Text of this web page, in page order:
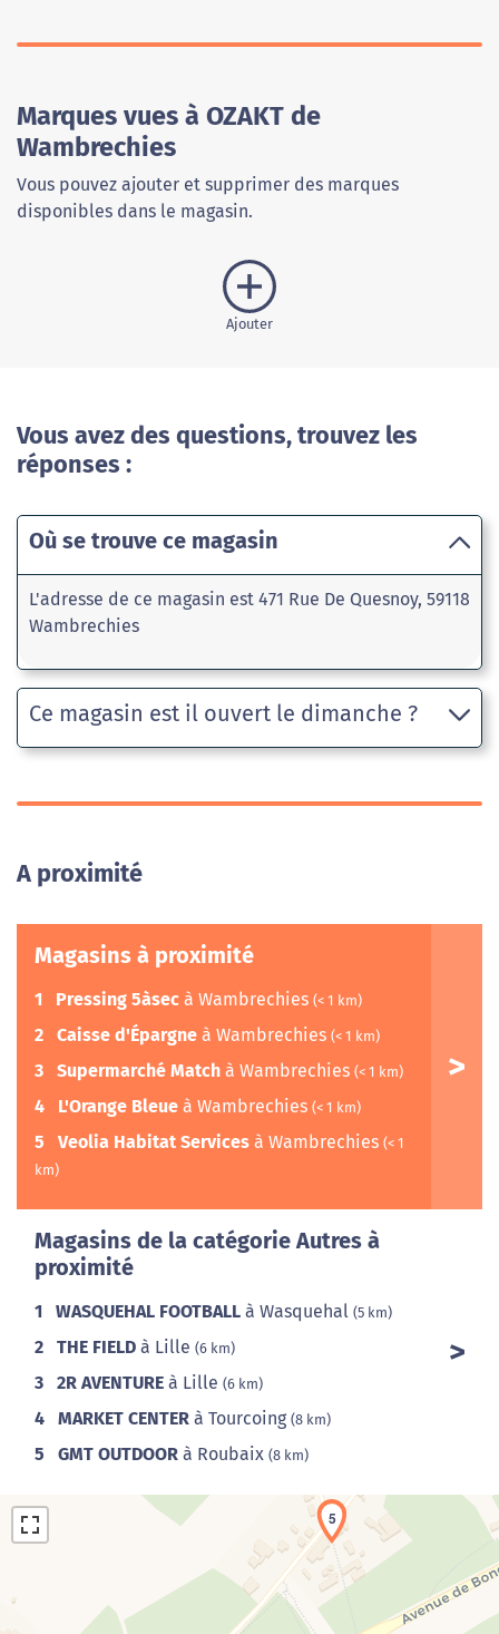
Marques vues à OZAKT de
Wambrechies
Vous pouvez ajouter et supprimer des marques
disponibles dans le magasin.
Ajouter
Vous avez des questions, trouvez les
réponses :
Où se trouve ce magasin
L'adresse de ce magasin est 471 Rue De Quesnoy, 59118
Wambrechies
Ce magasin est il ouvert le dimanche ?
A proximité
Magasins à proximité
1 Pressing 5àsec à Wambrechies (< 1 km)
2 Caisse d'Épargne à Wambrechies (< 1 km)
3 Supermarché Match à Wambrechies (< 1 km)
4 L'Orange Bleue à Wambrechies (< 1 km)
5 Veolia Habitat Services à Wambrechies (< 1
km)
Magasins de la catégorie Autres à
proximité
1 WASQUEHAL FOOTBALL à Wasquehal (5 km)
2 THE FIELD à Lille (6 km)
3 2R AVENTURE à Lille (6 km)
4 MARKET CENTER à Tourcoing (8 km)
5 GMT OUTDOOR à Roubaix (8 km)
5